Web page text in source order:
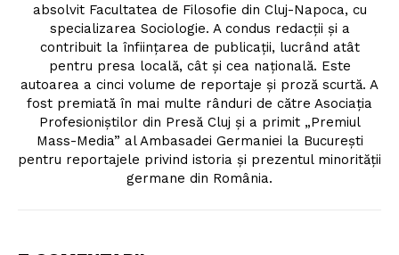
absolvit Facultatea de Filosofie din Cluj-Napoca, cu
specializarea Sociologie. A condus redacții și a
contribuit la înființarea de publicații, lucrând atât
pentru presa locală, cât și cea națională. Este
autoarea a cinci volume de reportaje și proză scurtă. A
fost premiată în mai multe rânduri de către Asociația
Profesioniștilor din Presă Cluj și a primit „Premiul
Mass-Media” al Ambasadei Germaniei la București
pentru reportajele privind istoria și prezentul minorității
germane din România.